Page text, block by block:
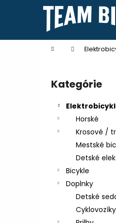
Domov
Preskočiť
kategórie
Kategórie
Horské
Krosové /
Mestské
Detské
Bicykle
Doplnky
Detské
Cyklovozíky
í
Späť
do
Späť
do